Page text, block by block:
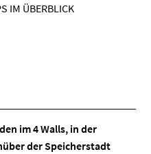
IM ÜBERBLICK
im4 Walls, in der
der Speicherstadt